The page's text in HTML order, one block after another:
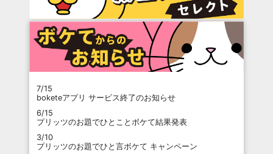
7/15
boketeアプリ サービス終了のお知らせ
6/15
プリッツのお題でひとことボケて結果発表
3/10
プリッツのお題でひと言ボケて キャンペーン